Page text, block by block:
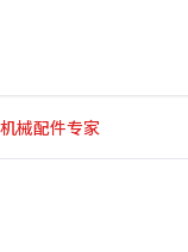
械配件专家